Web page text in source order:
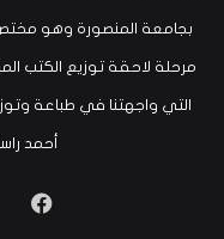
بجامعة المنصورة وهو مختص
مرحلة لاحقة توزيع الكتب
التي واجهتنا في طباعة
أحمد راسم